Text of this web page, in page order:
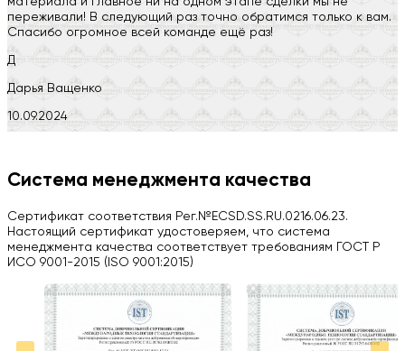
переживали! В следующий раз точно обратимся только к вам.
Спасибо огромное всей команде ещё раз!
Д
Дарья Ващенко
10.09.2024
H
03.09.2024
Вся работа выполнена в срок. Всем рекомендую
Больше отзывов на Google Maps
Система менеджмента качества
Сертификат соответствия Рег.№ECSD.SS.RU.0216.06.23.
Настоящий сертификат удостоверяем, что система
менеджмента качества соответствует требованиям ГОСТ Р
ИСО 9001-2015 (ISO 9001:2015)